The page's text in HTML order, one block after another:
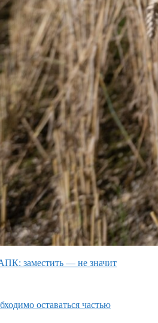
заместить — не значит
оставаться частью